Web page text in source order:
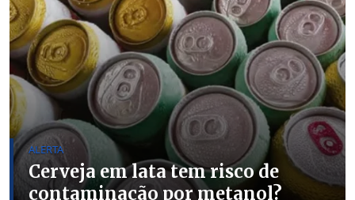
ALERTA
Cerveja em lata tem risco de
contaminação por metanol?